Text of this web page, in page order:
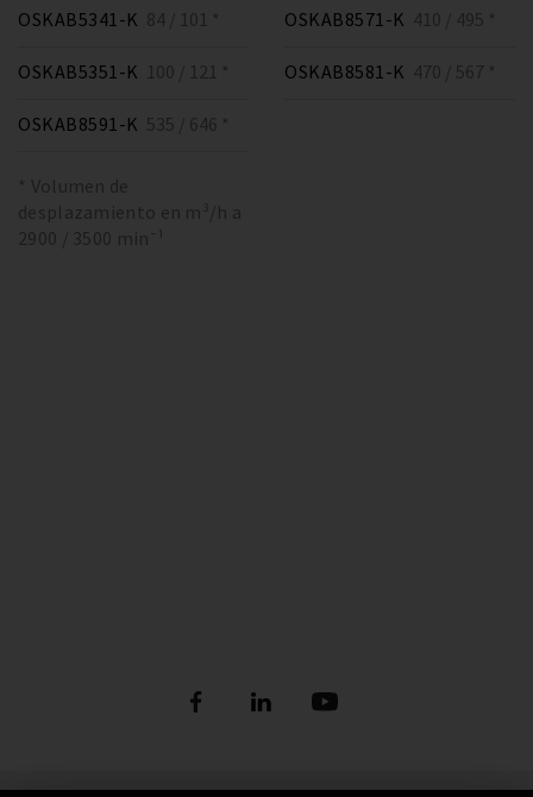
OSKAB5341-K 84 / 101 *
OSKAB5351-K 100 / 121 *
OSKAB8571-K 410 / 495 *
OSKAB8581-K 470 / 567 *
OSKAB8591-K 535 / 646 *
* Volumen de
desplazamiento en m³/h a
2900 / 3500 min⁻¹